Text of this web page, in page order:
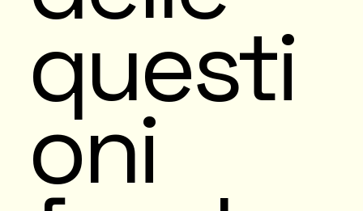
questi
oni